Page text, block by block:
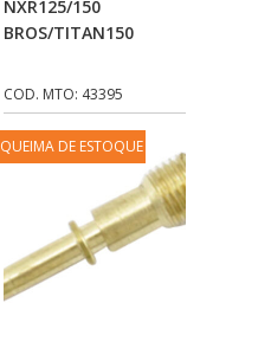
NXR125/150
BROS/TITAN150
COD. MTO: 43395
QUEIMA DE ESTOQUE